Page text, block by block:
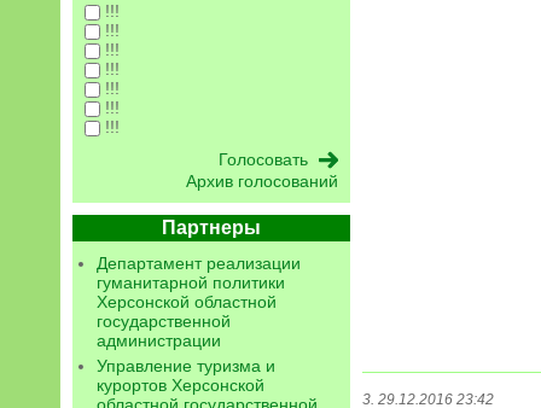
!!!
!!!
!!!
!!!
!!!
!!!
!!!
Архив голосований
Партнеры
Департамент реализации
гуманитарной политики
Херсонской областной
государственной
администрации
Управление туризма и
курортов Херсонской
3. 29.12.2016 23:42